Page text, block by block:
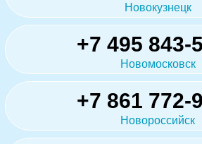
Новокузнецк
+7 495 843-
Новомосковск
+7 861 772-
Новороссийск